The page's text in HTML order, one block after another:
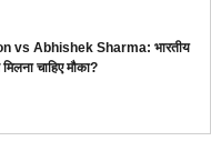
vs Abhishek Sharma: भारतीय
चाहिए मौका?